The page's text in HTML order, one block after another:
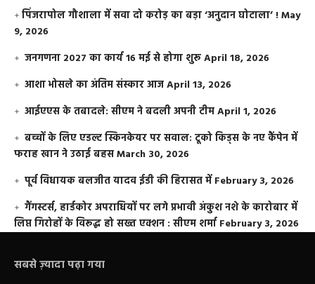
​पिंजरापोल गौशाला में सवा दो करोड़ का बड़ा ‘अनुदान घोटाला’ !May
9, 2026
जनगणना 2027 का कार्य 16 मई से होगा शुरूApril 18, 2026
आशा भोसले का अंतिम संस्कार आजApril 13, 2026
आईएएस के तबादले: सीएम ने बदली अपनी टीमApril 1, 2026
बच्चों के लिए एडल्ट स्किनकेयर पर सवाल: टूको किड्स के नए कैंपेन में
फराह खान ने उठाई बहसMarch 30, 2026
पूर्व विधायक बलजीत यादव ईडी की हिरासत में February 3, 2026
गैंगस्टर्स, हार्डकोर अपराधियों पर लगे प्रभावी अंकुश नशे के कारोबार में
लिप्त गिरोहों के विरूद्ध हो सख्त एक्शन : सीएम शर्मा February 3, 2026
सबसे ज़्यादा पढ़ा गया